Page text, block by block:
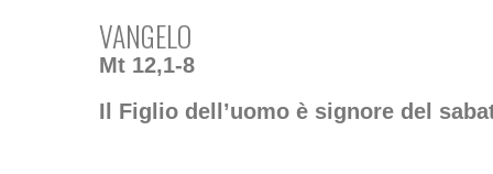
VANGELO
Mt 12,1-8
Il Figlio dell’uomo è signore del